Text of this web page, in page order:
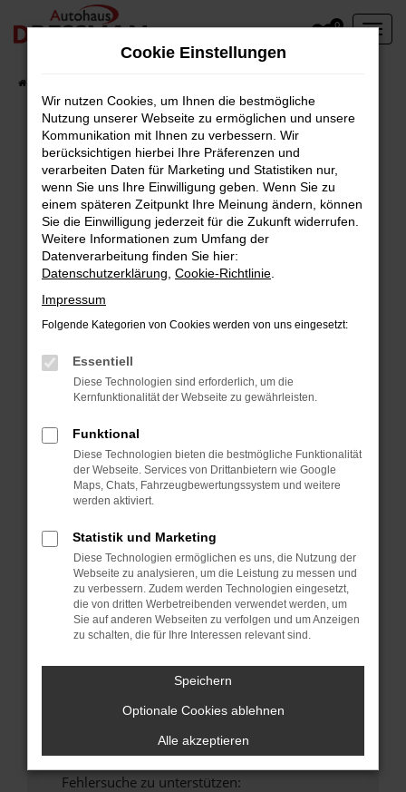
Zum
Hauptinhalt
0
Fehler: Network Error
Beim Laden ist ein Fehler aufgetreten.
Hier sind ein paar Tipps, die dir helfen können:
Überprüfe deine Firewall und deine
Internetverbindung.
Laden andere Webseiten, zum Beispiel deine
Manche Erweiterungen, wie Werbeblocker,
können das Laden bestimmter Seiten
verhindern. Funktioniert die Seite in einem
Fenster?
Starte dein Gerät neu.
Das kann manchmal helfen, vorübergehende
Probleme zu beheben.
Stelle sicher, dass dein Browser und dein
Betriebssystem auf dem neuesten Stand
sind.
Veraltete Software birgt nicht nur ein
Sicherheitsrisiko, sondern kann auch dazu
führen, dass bestimmte Funktionen nicht mehr
Wende dich an den Webseitenbetreiber.
Wenn du alle oben genannten Schritte versucht
hast, kontaktiere uns bitte. Wir werden
versuchen, das Problem zu beheben. Du kannst
uns diesen Text schicken, um uns bei der
Fehlersuche zu unterstützen:
Cookie Einstellungen
Wir nutzen Cookies, um Ihnen die bestmögliche
Nutzung unserer Webseite zu ermöglichen und unsere
Kommunikation mit Ihnen zu verbessern. Wir
berücksichtigen hierbei Ihre Präferenzen und
verarbeiten Daten für Marketing und Statistiken nur,
wenn Sie uns Ihre Einwilligung geben. Wenn Sie zu
einem späteren Zeitpunkt Ihre Meinung ändern, können
Sie die Einwilligung jederzeit für die Zukunft widerrufen.
Weitere Informationen zum Umfang der
Datenverarbeitung finden Sie hier:
Datenschutzerklärung Cookie-Richtlinie
Impressum
Folgende Kategorien von Cookies werden von uns eingesetzt:
Essentiell
Diese Technologien sind erforderlich, um die
Kernfunktionalität der Webseite zu gewährleisten.
Funktional
Diese Technologien bieten die bestmögliche Funktionalität
der Webseite. Services von Drittanbietern wie Google
Maps, Chats, Fahrzeugbewertungssystem und weitere
werden aktiviert.
Statistik und Marketing
Diese Technologien ermöglichen es uns, die Nutzung der
Webseite zu analysieren, um die Leistung zu messen und
zu verbessern. Zudem werden Technologien eingesetzt,
die von dritten Werbetreibenden verwendet werden, um
Sie auf anderen Webseiten zu verfolgen und um Anzeigen
zu schalten, die für Ihre Interessen relevant sind.
Speichern
Optionale Cookies ablehnen
Alle akzeptieren